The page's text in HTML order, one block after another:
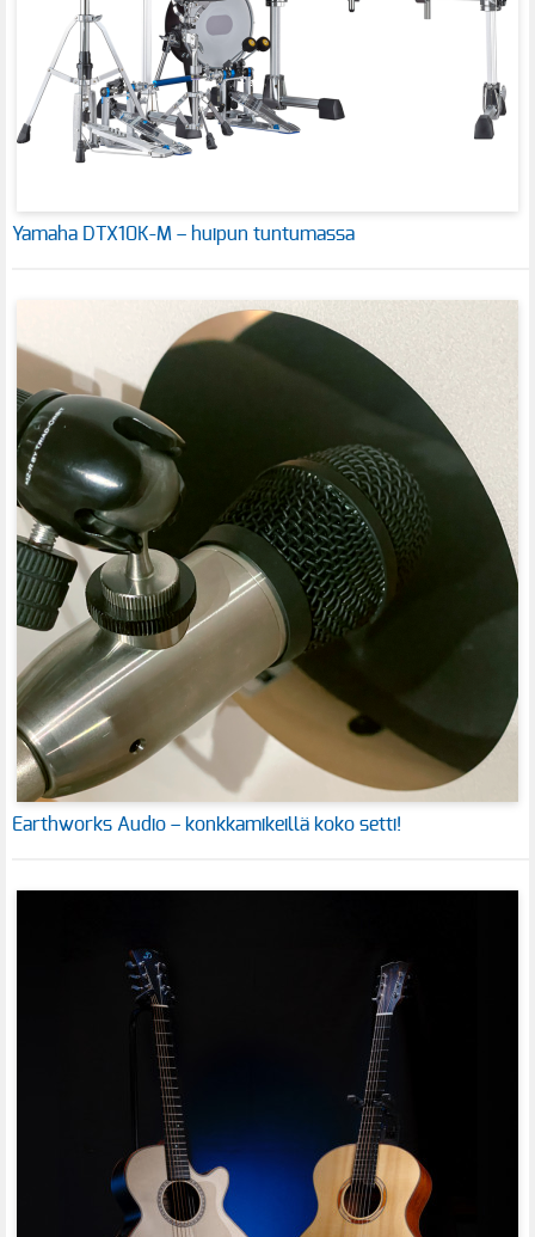
Yamaha DTX10K-M – huipun tuntumassa
Earthworks Audio – konkkamikeillä koko setti!